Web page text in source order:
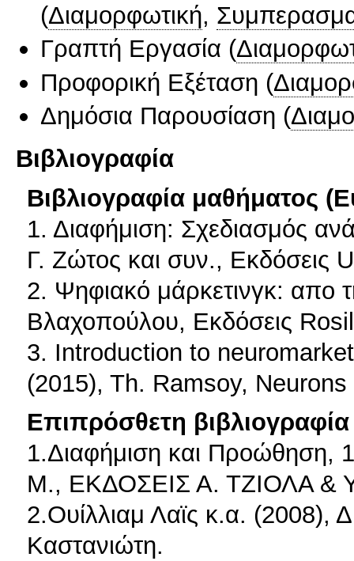
(Διαμορφωτική,
Γραπτή Εργασία (
Προφορική Εξέταση (
Δημόσια Παρουσίαση (
Βιβλιογραφία
Βιβλιογραφία μαθήματος
1. Διαφήμιση: Σχεδιασμός
Γ. Ζώτος και συν., Εκδόσεις
2. Ψηφιακό μάρκετινγκ: απο
Βλαχοπούλου, Εκδόσεις
3. Introduction to
(2015), Th. Ramsoy,
Επιπρόσθετη βιβλιογραφία
1.Διαφήμιση και
M., ΕΚΔΟΣΕΙΣ Α. ΤΖΙΟΛΑ &
2.Ουίλλιαμ Λαϊς κ.α. (2008),
Καστανιώτη.